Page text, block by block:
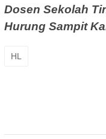
Dosen Sekolah
Hurung Sampit
HL